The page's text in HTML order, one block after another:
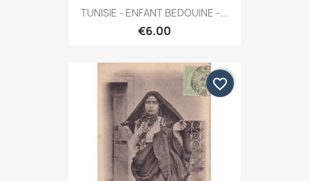
TUNISIE - ENFANT BEDOUINE -...
€6.00
favorite_border